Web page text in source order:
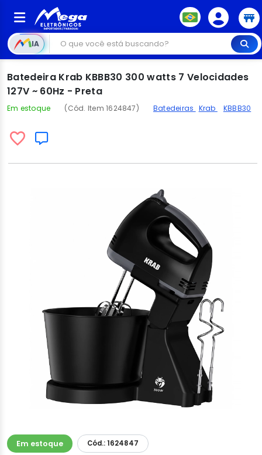
IA
Batedeira Krab KBBB30 300 watts 7 Velocidades
127V ~ 60Hz - Preta
Em estoque (Cód. Item 1624847) Batedeiras Krab KBBB30
Em estoque Cód.: 1624847